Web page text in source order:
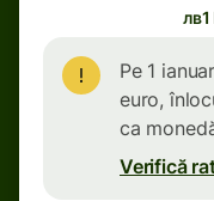
лв1
Pe 1
euro,
ca
Verifică